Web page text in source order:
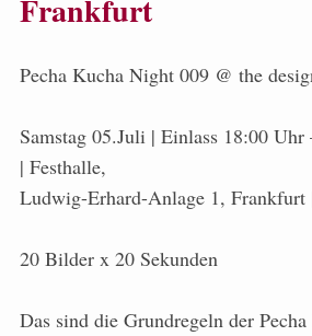
Frankfurt
Pecha Kucha Night 009 @ the
Samstag 05.Juli | Einlass 18:00
| Festhalle,
Ludwig-Erhard-Anlage 1, Frankfurt
20 Bilder x 20 Sekunden
Das sind die Grundregeln der